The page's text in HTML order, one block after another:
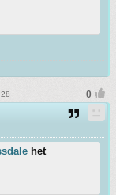
het